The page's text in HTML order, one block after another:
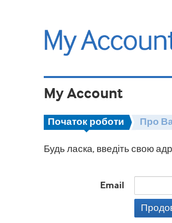
My Account
Початок роботи Про
Будь ласка, введіть свою
Email